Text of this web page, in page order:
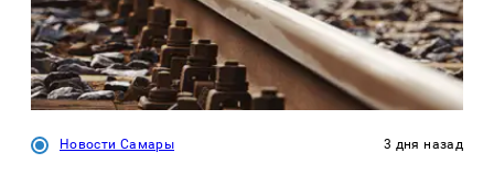
Новости Самары 3 дня назад